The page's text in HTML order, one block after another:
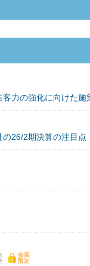
客力の強化に向けた
の26/2期決算の注目点